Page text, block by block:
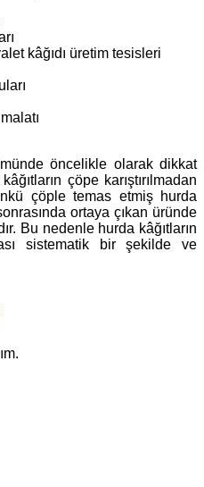
kâğıdı üretim tesisleri
öncelikle olarak dikkat
çöpe karıştırılmadan
çöple temas etmiş hurda
ortaya çıkan üründe
Bu nedenle hurda kâğıtların
sistematik bir şekilde ve